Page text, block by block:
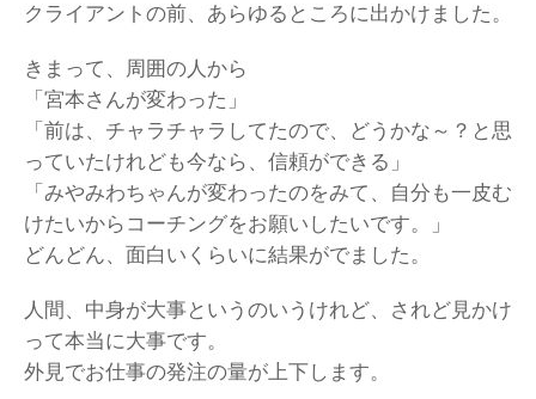
クライアントの前、あらゆるところに出かけました。
きまって、周囲の人から
「宮本さんが変わった」
「前は、チャラチャラしてたので、どうかな～？と思
っていたけれども今なら、信頼ができる」
「みやみわちゃんが変わったのをみて、自分も一皮む
けたいからコーチングをお願いしたいです。」
どんどん、面白いくらいに結果がでました。
人間、中身が大事というのいうけれど、されど見かけ
って本当に大事です。
外見でお仕事の発注の量が上下します。